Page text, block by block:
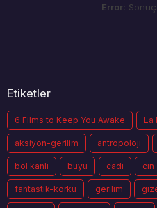
Error:
Etiketler
6 Films to Keep You Awake La
aksiyon-gerilim antropoloji
bol kanlı büyü cadı cin
fantastik-korku gerilim